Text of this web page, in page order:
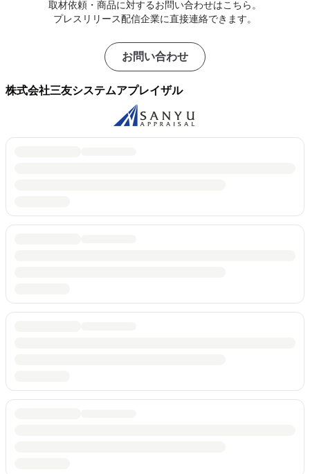
取材依頼・商品に対するお問い合わせはこちら。
プレスリリース配信企業に直接連絡できます。
お問い合わせ
株式会社三友システムアプレイザル